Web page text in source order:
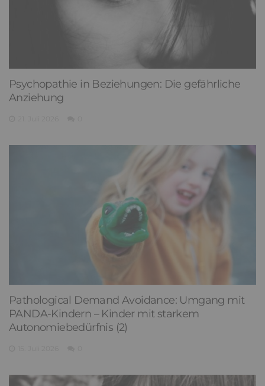
Psychopathie in Beziehungen: Die gefährliche
Anziehung
Pathological Demand Avoidance: Umgang mit
PANDA-Kindern – Kinder mit starkem
Autonomiebedürfnis (2)